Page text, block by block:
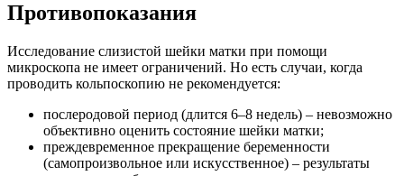
Противопоказания
Исследование слизистой шейки матки при помощи
микроскопа не имеет ограничений. Но есть случаи, когда
проводить кольпоскопию не рекомендуется:
послеродовой период (длится 6–8 недель) – невозможно
объективно оценить состояние шейки матки;
преждевременное прекращение беременности
(самопроизвольное или искусственное) – результаты